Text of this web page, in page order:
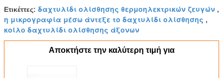
Ετικέττες: δαχτυλίδι ολίσθησης θερμοηλεκτρικών ζευγών ,
η μικρογραφία μέσω άντεξε το δαχτυλίδι ολίσθησης ,
κοίλο δαχτυλίδι ολίσθησης άξονων
Αποκτήστε την καλύτερη τιμή για